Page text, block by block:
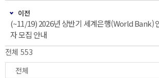
이전
(~11/19) 2026년 상반기 세계은행(World Bank)
자 모집 안내
전체 553